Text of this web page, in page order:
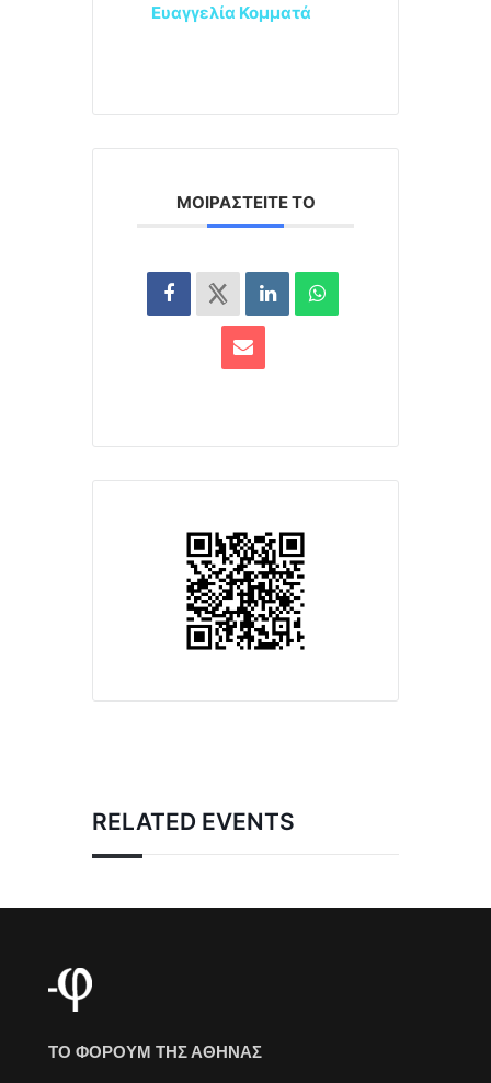
Ευαγγελία Κομματά
ΜΟΙΡΑΣΤΕΊΤΕ ΤΟ
RELATED EVENTS
ΤΟ ΦΟΡΟΥΜ ΤΗΣ ΑΘΗΝΑΣ